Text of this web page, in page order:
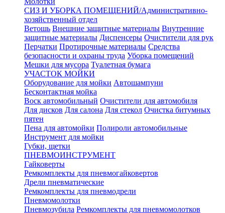
СИЗ И УБОРКА ПОМЕЩЕНИЙ/Административно-
хозяйственный отдел
Ветошь Внешние защитные материалы Внутренние
защитные материалы Диспенсеры Очистители для рук
Перчатки Протирочные материалы Средства
безопасности и охраны труда Уборка помещений
Мешки для мусора Туалетная бумага
УЧАСТОК МОЙКИ
Оборудование для мойки Автошампуни
Бесконтактная мойка
Воск автомобильный Очистители для автомобиля
Для дисков Для салона Для стекол Очистка битумных
пятен
Пена для автомойки Полироли автомобильные
Инструмент для мойки
Губки, щетки
ПНЕВМОИНСТРУМЕНТ
Гайковерты
Ремкомплекты для пневмогайковертов
Дрели пневматические
Ремкомплекты для пневмодрели
Пневмомолотки
Пневмозубила Ремкомплекты для пневмомолотков